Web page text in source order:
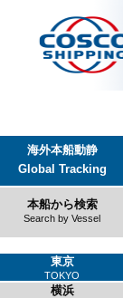
海外本船動静
Global Tracking
本船から検索
Search by Vessel
東京
TOKYO
横浜